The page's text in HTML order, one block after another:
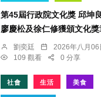
第45屆行政院文化獎 邱坤良
廖慶松及徐仁修獲頒文化獎
劉奕廷
2026年八月06
109 觀看
0 分享
社會 生活 美食